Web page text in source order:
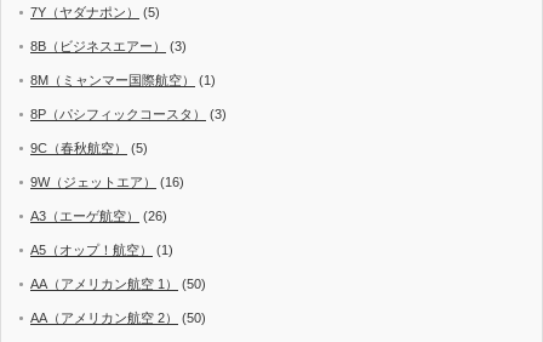
7Y（ヤダナポン） (5)
8B（ビジネスエアー） (3)
8M（ミャンマー国際航空） (1)
8P（パシフィックコースタ） (3)
9C（春秋航空） (5)
9W（ジェットエア） (16)
A3（エーゲ航空） (26)
A5（オップ！航空） (1)
AA（アメリカン航空 1） (50)
AA（アメリカン航空 2） (50)